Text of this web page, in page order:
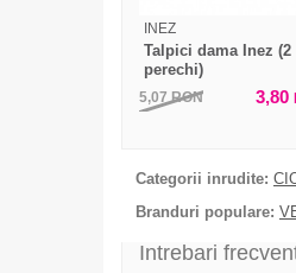
INEZ
Talpici dama Inez (2
perechi)
5,07RON 3,80
Categorii inrudite:
Branduri populare:
Intrebari